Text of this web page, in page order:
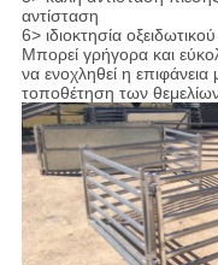
αντίσταση
6> ιδιοκτησία οξειδωτικού
Μπορεί γρήγορα και
να ενοχληθεί η
τοποθέτηση των